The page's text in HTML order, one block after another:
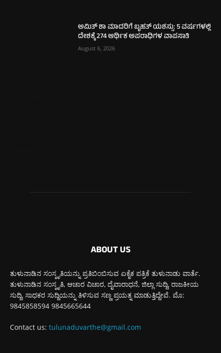
ಅಮಿತ್ ಶಾ ಮಾದರಿಗೆ ಬೃಹತ್ ಯಶಸ್ಸು: 5 ವರ್ಷಗಳಲ್ಲಿ
ದೇಶಕ್ಕೆ 274 ಆರ್ಥಿಕ ಅಪರಾಧಿಗಳ ವಾಪಸಾತಿ
August 6, 2026
ABOUT US
ತುಳುನಾಡಿನ ಸಂಸ್ಕೃತಿಯನ್ನು ಪ್ರತಿಬಿಂಬಿಸುವ ಏಕೈಕ ಪತ್ರಿಕೆ ತುಳುನಾಡು ವಾರ್ತೆ.
ತುಳುನಾಡಿನ ಸಂಸ್ಕೃತಿ, ಆಚಾರ ವಿಚಾರ, ದೈವಾರಾಧನೆ, ಜಿಲ್ಲಾ ಸುದ್ದಿ, ರಾಜಕೀಯ
ಸುದ್ದಿ, ಸಾಧಕರ ಸುದ್ದಿಯನ್ನು ತಿಳಿಸುವ ಸಣ್ಣ ಪ್ರಯತ್ನ ಮಾಡುತ್ತಿದ್ದೇವೆ. ಮೊ:
9845858594 9845665644
Contact us: tulunaduvarthe@gmail.com